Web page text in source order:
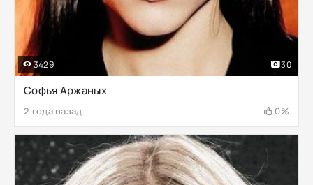
Софья Аржаных
2 года назад 0%
3429 30